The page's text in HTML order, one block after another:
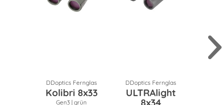
DDoptics Fernglas
Kolibri 8x33
Gen3 | grün
DDoptics Fernglas
ULTRAlight
8x34